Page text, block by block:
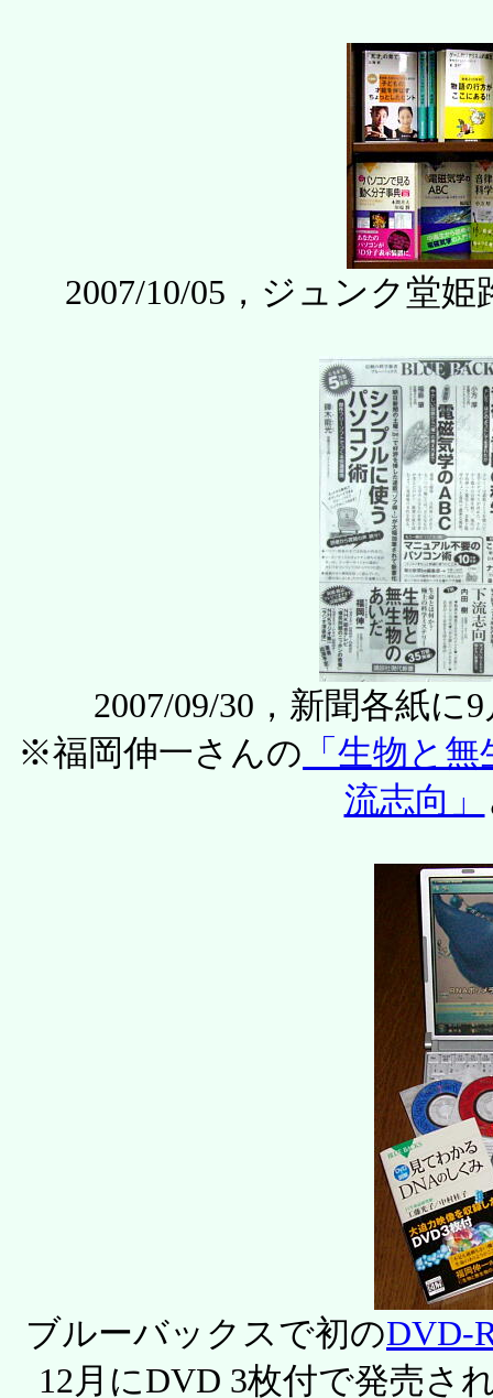
2007/10/05，ジュンク堂
2007/09/30，新聞各紙
※福岡伸一さんの 「生物と
流志向」
ブルーバックスで初のDVD-
12月にDVD 3枚付で発売さ